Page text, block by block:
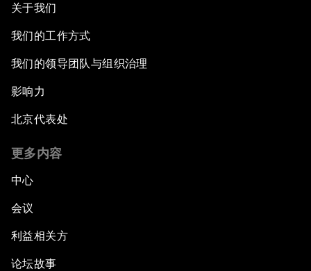
关于我们
我们的工作方式
我们的领导团队与组织治理
影响力
北京代表处
更多内容
中心
会议
利益相关方
论坛故事